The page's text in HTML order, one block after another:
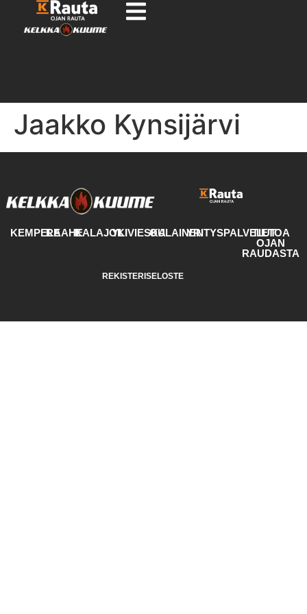
Jaakko Kynsijärvi
KEMPELERAAHEKALAJOKIYLIVIESKAOULAINENYRITYSPALVELUT
TIETOA
OJAN
RAUDASTA
REKISTERISELOSTE